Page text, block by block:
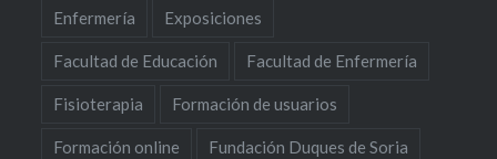
Enfermería Exposiciones
Facultad de Educación Facultad de Enfermería
Fisioterapia Formación de usuarios
Formación online Fundación Duques de Soria